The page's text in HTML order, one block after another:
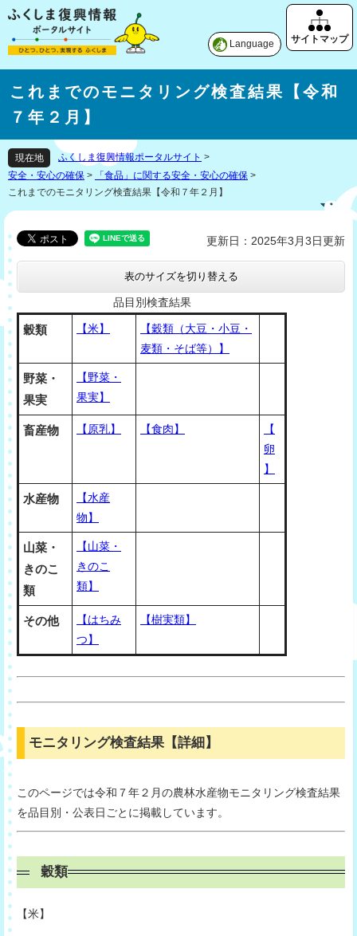
Language
これまでのモニタリング検査結果【令和
７年２月】
現在地 ふくしま復興情報ポータルサイト >
安全・安心の確保 > 「食品」に関する安全・安心の確保 >
これまでのモニタリング検査結果【令和７年２月】
更新日：2025年3月3日更新
表のサイズを切り替える
品目別検査結果
穀類 【米】
【穀類（大豆・小豆・
麦類・そば等）】
野菜・
果実
【野菜・
果実】
畜産物 【原乳】 【食肉】
【
卵
】
水産物
【水産
物】
山菜・
きのこ
類
【山菜・
きのこ
類】
その他
【はちみ
つ】
【樹実類】
モニタリング検査結果【詳細】
このページでは令和７年２月の農林水産物モニタリング検査結果
を品目別・公表日ごとに掲載しています。
穀類
【米】